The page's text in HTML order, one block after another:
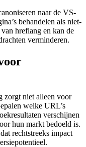
naar de VS-
behandelen als niet-
hreflang en kan de
verminderen.
zorgt niet alleen voor
welke URL’s
verschijnen
hun markt bedoeld is.
rechtstreeks impact